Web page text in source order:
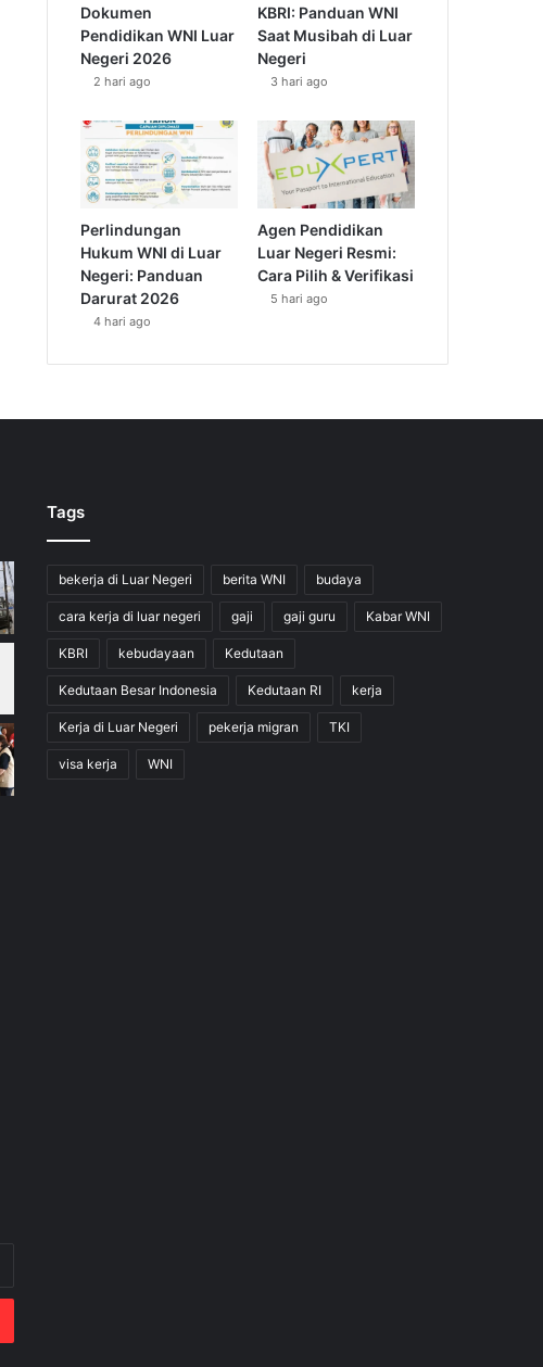
Dokumen
Pendidikan WNI Luar
Negeri 2026
2 hari ago
KBRI: Panduan WNI
Saat Musibah di Luar
Negeri
3 hari ago
Perlindungan
Hukum WNI di Luar
Negeri: Panduan
Darurat 2026
4 hari ago
Agen Pendidikan
Luar Negeri Resmi:
Cara Pilih & Verifikasi
5 hari ago
Tags
bekerja di Luar Negeri berita WNI budaya
cara kerja di luar negeri gaji gaji guru Kabar WNI
KBRI kebudayaan Kedutaan
Kedutaan Besar Indonesia Kedutaan RI kerja
Kerja di Luar Negeri pekerja migran TKI
visa kerja WNI